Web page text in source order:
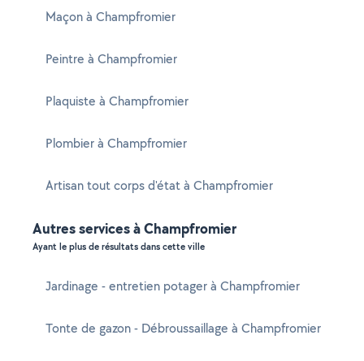
Maçon à Champfromier
Peintre à Champfromier
Plaquiste à Champfromier
Plombier à Champfromier
Artisan tout corps d'état à Champfromier
Autres services à Champfromier
Ayant le plus de résultats dans cette ville
Jardinage - entretien potager à Champfromier
Tonte de gazon - Débroussaillage à Champfromier